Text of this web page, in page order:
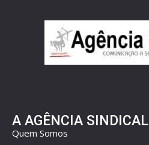
A AGÊNCIA SINDICAL
Quem Somos